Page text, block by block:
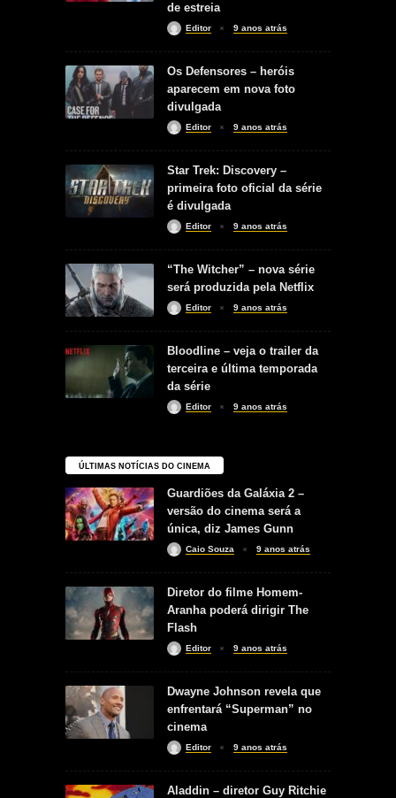
de estreia
Editor 9 anos atrás
Os Defensores – heróis
aparecem em nova foto
divulgada
Editor 9 anos atrás
Star Trek: Discovery –
primeira foto oficial da série
é divulgada
Editor 9 anos atrás
“The Witcher” – nova série
será produzida pela Netflix
Editor 9 anos atrás
Bloodline – veja o trailer da
terceira e última temporada
da série
Editor 9 anos atrás
ÚLTIMAS NOTÍCIAS DO CINEMA
Guardiões da Galáxia 2 –
versão do cinema será a
única, diz James Gunn
Caio Souza 9 anos atrás
Diretor do filme Homem-
Aranha poderá dirigir The
Flash
Editor 9 anos atrás
Dwayne Johnson revela que
enfrentará “Superman” no
cinema
Editor 9 anos atrás
Aladdin – diretor Guy Ritchie